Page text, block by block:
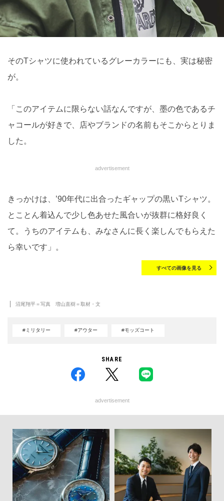
そのTシャツに使われているグレーカラーにも、実は秘密
が。
「このアイテムに限らない話なんですが、墨の色であるチ
ャコールが好きで、店やブランドの名前もそこからとりま
した。
advertisement
きっかけは、’90年代に出合ったギャップの黒いTシャツ。
とことん着込んで少し色あせた風合いが抜群に格好良く
て。うちのアイテムも、みなさんに長く楽しんでもらえた
ら幸いです」。
すべての画像を見る
沼尾翔平＝写真 増山直樹＝取材・文
#ミリタリー #アウター #モッズコート
SHARE
advertisement